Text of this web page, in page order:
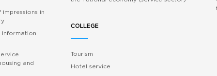
impressions in
information
and
COLLEGE
Tourism
Hotel service